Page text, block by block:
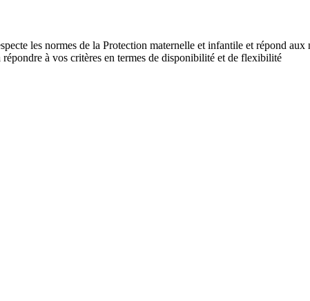
les normes de la Protection maternelle et infantile et répond
à vos critères en termes de disponibilité et de flexibilité